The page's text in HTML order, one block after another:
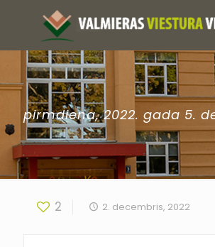
pirmdiena, 2022. gada 5.
2 2. decembris, 2022